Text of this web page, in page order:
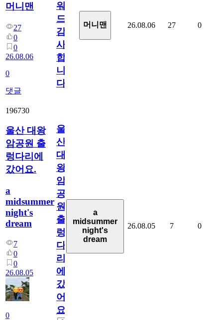
머니맨
27
0
0
26.08.06
0
댓글
워
드
감
사
합
니
다
머니맨 26.08.06 27 0
196730
울산 대왕
암공원 출
렁다리에
갔어요.
a
midsummer
night's
dream
7
0
0
26.08.05
0
울
산
대
왕
암
공
원
출
렁
다
리
에
갔
어
요.
a
midsummer
night's
dream
26.08.05 7 0